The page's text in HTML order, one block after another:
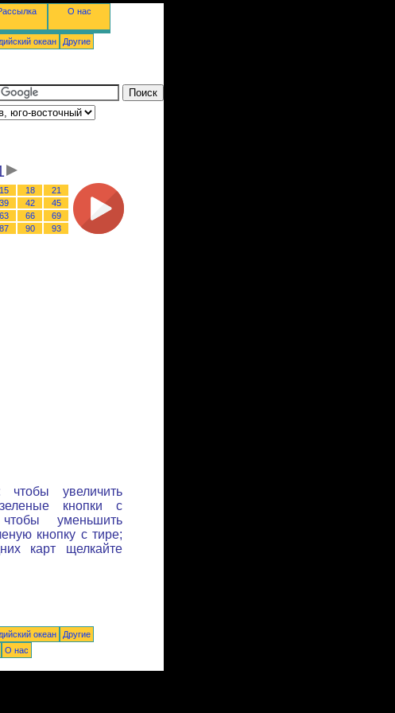
О нас
океан Другие
15 18
21
39 42
45
63 66
69
87 90 93
чтобы увеличить
кнопки с
уменьшить
кнопку с тире;
карт щелкайте
океан
Другие
О нас